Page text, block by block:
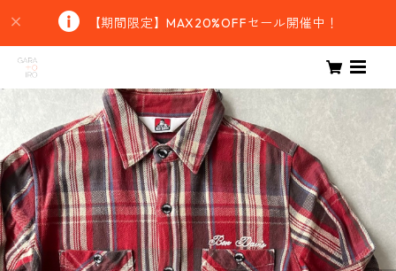
【期間限定】MAX20%OFFセール開催中！